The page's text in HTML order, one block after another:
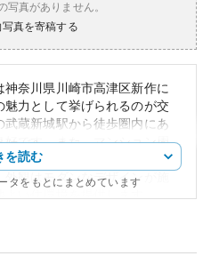
写真がありません。
写真を寄稿する
神奈川県川崎市高津区新作に
力として挙げられるのが交
蔵新城駅から徒歩圏内にあ
です。また、マンション周
整備されており、生活利便性
観はモダンなデザインが施
較的高いと考えられます。
を読む
タをもとにまとめています